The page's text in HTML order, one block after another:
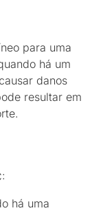
para uma
há um
danos
resultar em
há uma